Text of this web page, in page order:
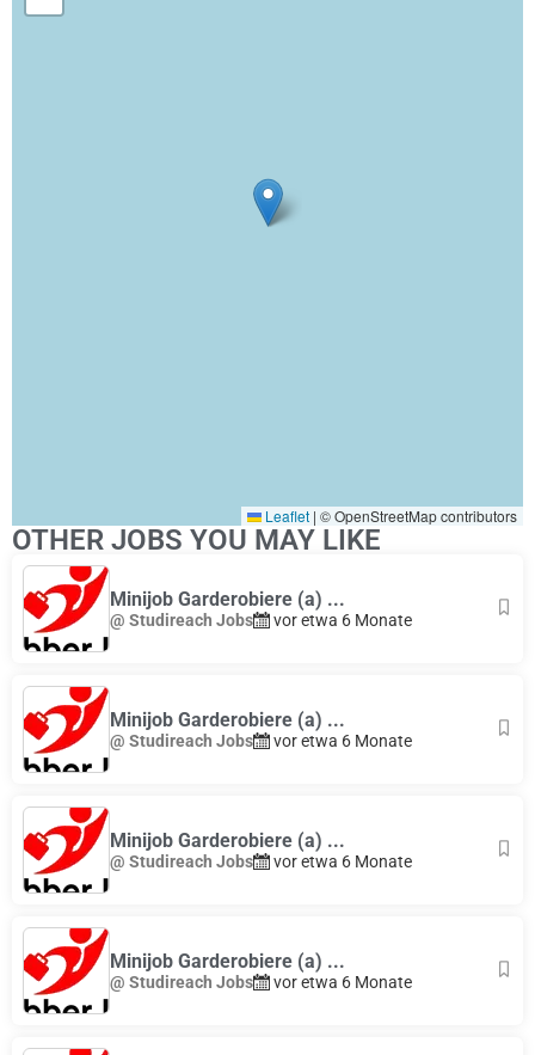
Leaflet | © OpenStreetMap contributors
OTHER JOBS YOU MAY LIKE
Minijob Garderobiere (a) ...
@ Studireach Jobs vor etwa 6 Monate
Minijob Garderobiere (a) ...
@ Studireach Jobs vor etwa 6 Monate
Minijob Garderobiere (a) ...
@ Studireach Jobs vor etwa 6 Monate
Minijob Garderobiere (a) ...
@ Studireach Jobs vor etwa 6 Monate